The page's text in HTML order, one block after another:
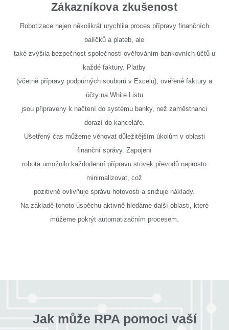
Zákazníkova zkušenost
Robotizace nejen několikrát urychlila proces přípravy finančních
balíčků a plateb, ale
také zvýšila bezpečnost společnosti ověřováním bankovních účtů u
každé faktury. Platby
(včetně přípravy podpůrných souborů v Excelu), ověřené faktury a
účty na White Listu
jsou připraveny k načtení do systému banky, než zaměstnanci
dorazí do kanceláře.
Ušetřený čas můžeme věnovat důležitějším úkolům v oblasti
finanční správy. Zapojení
robota umožnilo každodenní přípravu stovek převodů naprosto
minimalizovat, což
pozitivně ovlivňuje správu hotovosti a snižuje náklady.
Na základě tohoto úspěchu aktivně hledáme další oblasti, které
můžeme pokrýt automatizačním procesem.
Jak může RPA pomoci vaší